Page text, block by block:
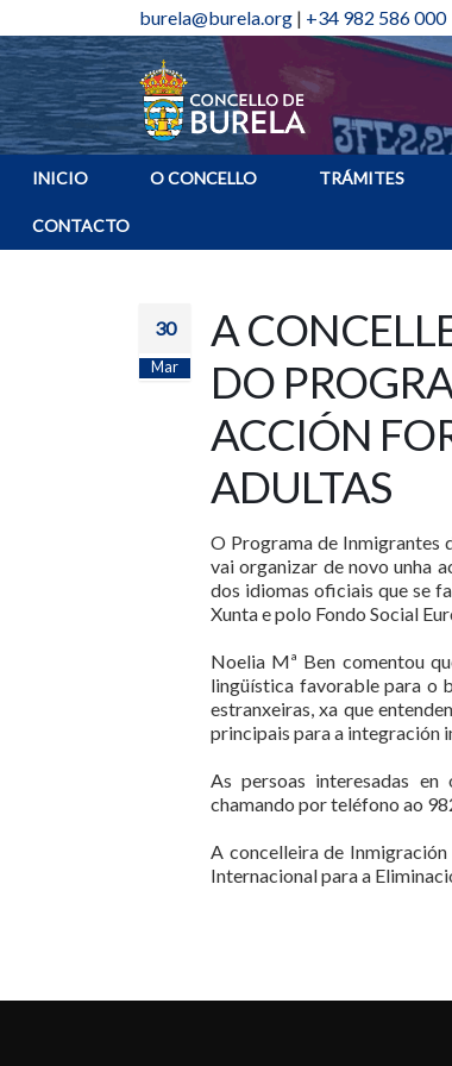
burela@burela.org | +34 982 586 000
INICIO O CONCELLO TRÁMITES
CONTACTO
30
Mar
A
DO
ACCIÓN
ADULTAS
O Programa de Inmigrantes
vai organizar de novo unha
dos idiomas oficiais que se
Xunta e polo Fondo Social
Noelia Mª Ben comentou
lingüística favorable para o
estranxeiras, xa que
principais para a integración
As persoas interesadas
chamando por teléfono ao
A concelleira de
Internacional para a